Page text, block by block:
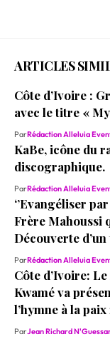
ARTICLES
Côte d’Ivoire :
avec le titre «
ParRédaction Alleluia
KaBe, icône du
discographique.
ParRédaction Alleluia
‘’Evangéliser
Frère Mahoussi
Découverte
ParRédaction Alleluia
Côte d’Ivoire:
Kwamé va
l’hymne à la
ParJean Richard